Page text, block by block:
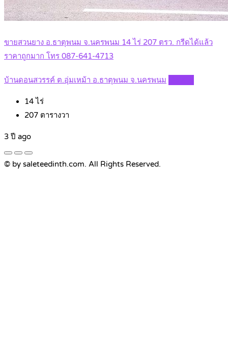
ขายสวนยาง อ.ธาตุพนม จ.นครพนม 14 ไร่ 207 ตรว. กรีดได้แล้ว
ราคาถูกมาก โทร 087-641-4713
บ้านดอนสวรรค์ ต.อุ่มเหม้า อ.ธาตุพนม จ.นครพนม
14ไร่
207 ตารางวา
3 ปี ago
© by saleteedinth.com. All Rights Reserved.